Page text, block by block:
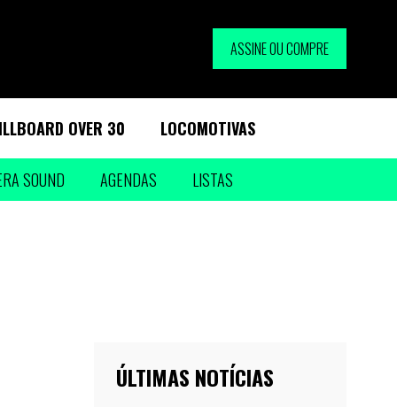
ASSINE OU COMPRE
OVER 30 LOCOMOTIVAS
SOUND AGENDAS LISTAS
ÚLTIMAS NOTÍCIAS